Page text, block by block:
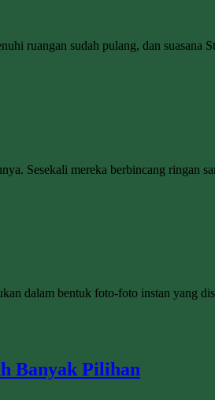
ruangan sudah pulang, dan suasana
Sesekali mereka berbincang ringan
dalam bentuk foto-foto instan yang
Banyak Pilihan